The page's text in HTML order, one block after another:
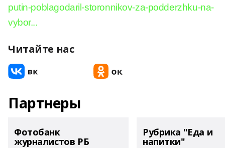
putin-poblagodaril-storonnikov-za-podderzhku-na-
vybor...
Читайте нас
Партнеры
Фотобанк
журналистов РБ
Рубрика "Еда и
напитки"